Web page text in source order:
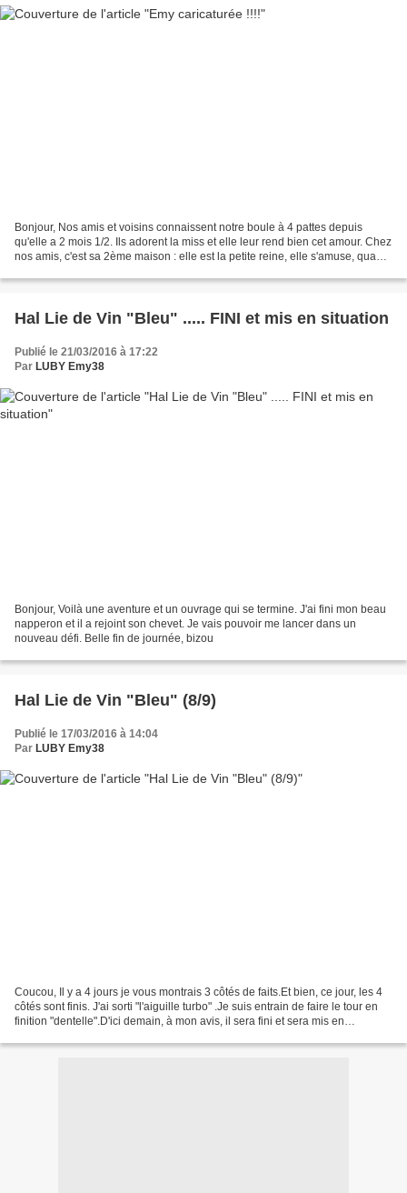
Bonjour, Nos amis et voisins connaissent notre boule à 4 pattes depuis
qu'elle a 2 mois 1/2. Ils adorent la miss et elle leur rend bien cet amour. Chez
nos amis, c'est sa 2ème maison : elle est la petite reine, elle s'amuse, quand
Hal Lie de Vin "Bleu" ..... FINI et mis en situation
Publié le 21/03/2016 à 17:22
Par LUBY Emy38
Bonjour, Voilà une aventure et un ouvrage qui se termine. J'ai fini mon beau
napperon et il a rejoint son chevet. Je vais pouvoir me lancer dans un
nouveau défi. Belle fin de journée, bizou
Hal Lie de Vin "Bleu" (8/9)
Publié le 17/03/2016 à 14:04
Par LUBY Emy38
Coucou, Il y a 4 jours je vous montrais 3 côtés de faits.Et bien, ce jour, les 4
côtés sont finis. J'ai sorti "l'aiguille turbo" .Je suis entrain de faire le tour en
finition "dentelle".D'ici demain, à mon avis, il sera fini et sera mis en